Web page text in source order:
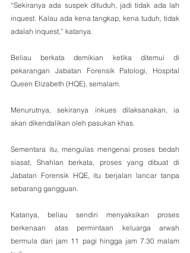
“Sekiranya ada suspek dituduh, jadi tidak ada lah
inquest. Kalau ada kena tangkap, kena tuduh, tidak
adalah inquest,” katanya.
Beliau berkata demikian ketika ditemui di
pekarangan Jabatan Forensik Patologi, Hospital
Queen Elizabeth (HQE), semalam.
Menurutnya, sekiranya inkues dilaksanakan, ia
akan dikendalikan oleh pasukan khas.
Sementara itu, mengulas mengenai proses bedah
siasat, Shahlan berkata, proses yang dibuat di
Jabatan Forensik HQE, itu berjalan lancar tanpa
sebarang gangguan.
Katanya, beliau sendiri menyaksikan proses
berkenaan atas permintaan keluarga arwah
bermula dari jam 11 pagi hingga jam 7.30 malam